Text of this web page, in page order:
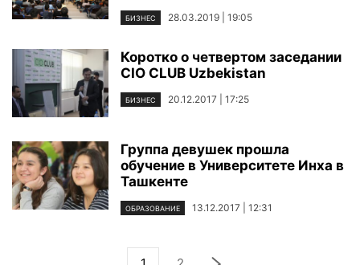
БИЗНЕС 28.03.2019 | 19:05
Коротко о четвертом заседании
CIO CLUB Uzbekistan
БИЗНЕС 20.12.2017 | 17:25
Группа девушек прошла
обучение в Университете Инха в
Ташкенте
ОБРАЗОВАНИЕ 13.12.2017 | 12:31